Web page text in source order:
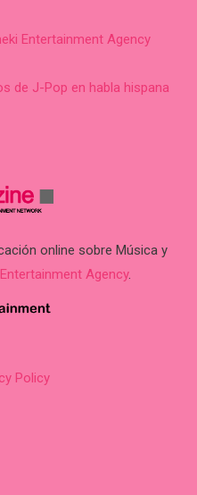
Entertainment Agency
de J-Pop en habla hispana
online sobre Música y
Agency.
Policy